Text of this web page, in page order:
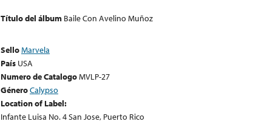
Título del álbum Baile Con Avelino Muñoz
SelloMarvela
País USA
Numero de CatalogoMVLP-27
GéneroCalypso
Location of Label:
Infante Luisa No. 4 San Jose, Puerto Rico